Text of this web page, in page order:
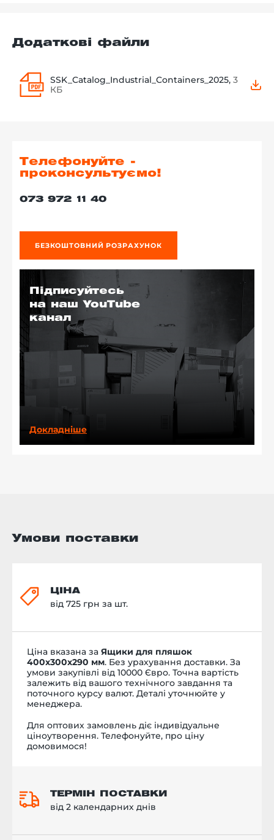
Додаткові файли
SSK_Catalog_Industrial_Containers_2025, 3
КБ
Телефонуйте -
проконсультуємо!
073 972 11 40
БЕЗКОШТОВНИЙ РОЗРАХУНОК
Підписуйтесь
на наш YouTube
канал
Докладніше
Умови поставки
ЦІНА
від 725 грн за шт.
Ціна вказана за Ящики для пляшок
400х300х290 мм. Без урахування доставки. За
умови закупівлі від 10000 Євро. Точна вартість
залежить від вашого технічного завдання та
поточного курсу валют. Деталі уточнюйте у
менеджера.
Для оптових замовлень діє індивідуальне
ціноутворення. Телефонуйте, про ціну
домовимося!
ТЕРМІН ПОСТАВКИ
від 2 календарних днів